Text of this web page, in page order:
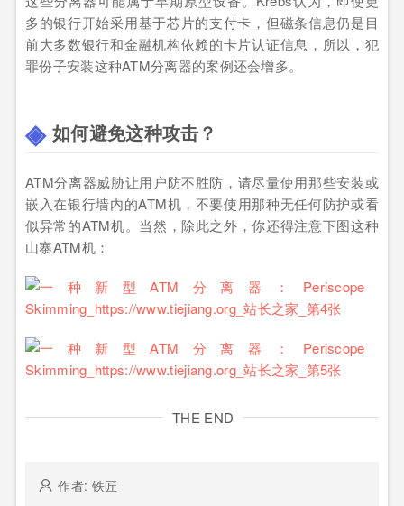
多的银行开始采用基于芯片的支付卡，但磁条信息仍是目
前大多数银行和金融机构依赖的卡片认证信息，所以，犯
罪份子安装这种ATM分离器的案例还会增多。
如何避免这种攻击？
ATM分离器威胁让用户防不胜防，请尽量使用那些安装或
嵌入在银行墙内的ATM机，不要使用那种无任何防护或看
似异常的ATM机。当然，除此之外，你还得注意下图这种
山寨ATM机：
THE END
作者: 铁匠